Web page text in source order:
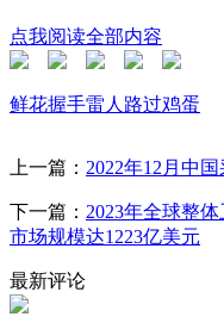
点我阅读全部内容
鲜花握手雷人 路过鸡蛋
上一篇： 2022年12月中
下一篇： 2023年全球整
市场规模达1223亿美元
最新评论